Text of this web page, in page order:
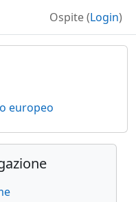
Ospite (Login)
europeo